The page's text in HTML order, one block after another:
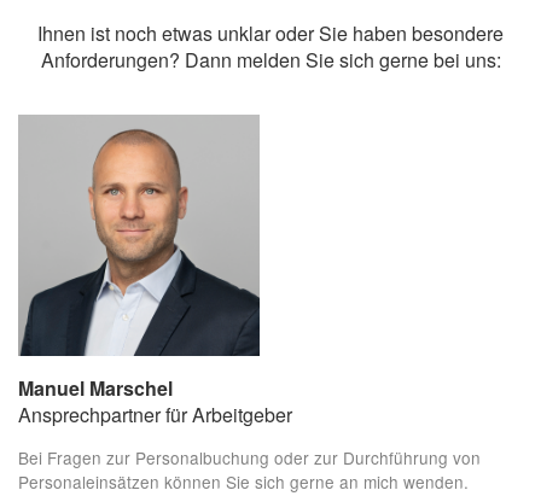
Ihnen ist noch etwas unklar oder Sie haben besondere
Anforderungen? Dann melden Sie sich gerne bei uns:
Manuel Marschel
Ansprechpartner für Arbeitgeber
Bei Fragen zur Personalbuchung oder zur Durchführung von
Personaleinsätzen können Sie sich gerne an mich wenden.